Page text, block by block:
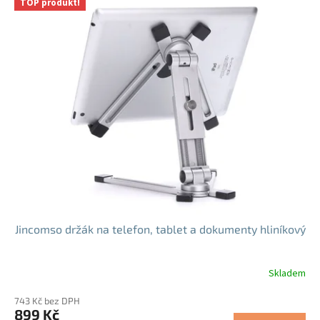
hvězdiček.
TOP produkt!
Jincomso držák na telefon, tablet a dokumenty hliníkový
produktu
je
Skladem
743 Kč bez DPH
899 Kč